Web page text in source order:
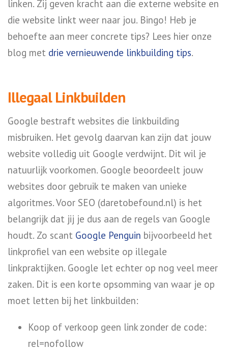
linken. Zij geven kracht aan die externe website en
die website linkt weer naar jou. Bingo! Heb je
behoefte aan meer concrete tips? Lees hier onze
blog met drie vernieuwende linkbuilding tips.
Illegaal Linkbuilden
Google bestraft websites die linkbuilding
misbruiken. Het gevolg daarvan kan zijn dat jouw
website volledig uit Google verdwijnt. Dit wil je
natuurlijk voorkomen. Google beoordeelt jouw
websites door gebruik te maken van unieke
algoritmes. Voor SEO (daretobefound.nl) is het
belangrijk dat jij je dus aan de regels van Google
houdt. Zo scant Google Penguin bijvoorbeeld het
linkprofiel van een website op illegale
linkpraktijken. Google let echter op nog veel meer
zaken. Dit is een korte opsomming van waar je op
moet letten bij het linkbuilden:
Koop of verkoop geen link zonder de code:
rel=nofollow